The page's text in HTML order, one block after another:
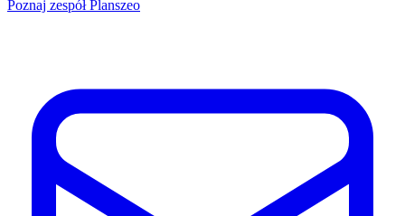
Poznaj zespół Planszeo